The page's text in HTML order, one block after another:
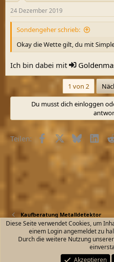
24 Dezember 2019
Sondengeher schrieb:
Okay die Wette gilt, du mit
Ich bin dabei mit
1 von 2
Du musst dich einloggen
Teilen: Facebook
X (Twitter)
Bluesky
Kaufberatung Metalldetektor
Kontakt Nutzungsbedingungen
Start
R
S
Diese Seite verwendet Cookies, um
einem Login angemeldet zu
Durch die weitere Nutzung
Akzeptieren